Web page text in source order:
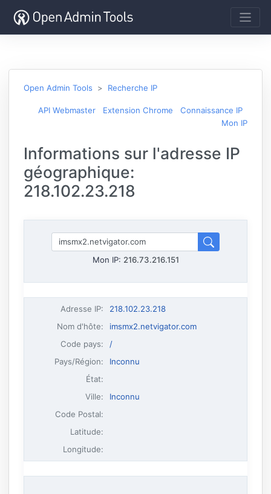
Open Admin Tools Recherche IP
API Webmaster Extension Chrome
Connaissance IP
Mon IP
Informations sur l'adresse IP
géographique:
218.102.23.218
Mon IP: 216.73.216.151
Adresse IP:
218.102.23.218
Nom d'hôte:
imsmx2.netvigator.com
Code pays:
/
Pays/Région:
Inconnu
État:
Ville:
Inconnu
Code Postal:
Latitude:
Longitude: